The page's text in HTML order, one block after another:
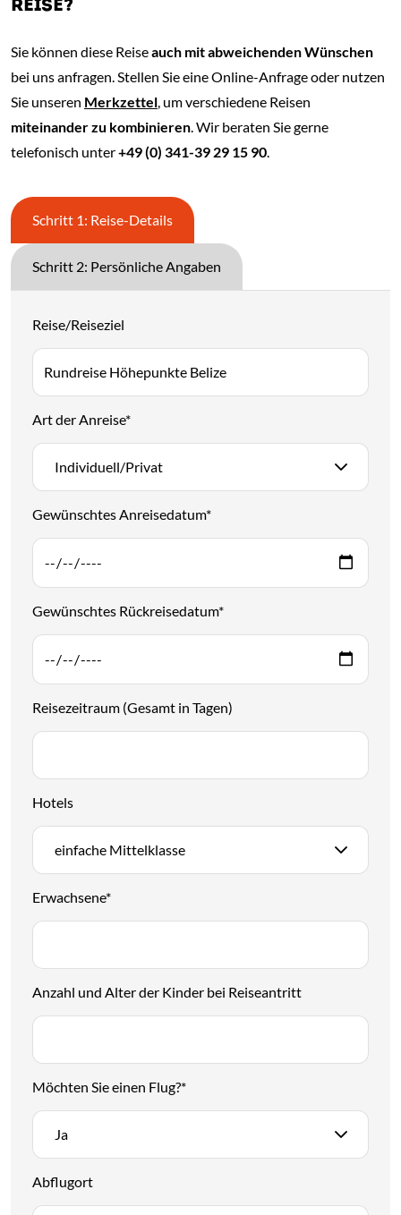
REISE?
Sie können diese Reiseauch mit abweichenden Wünschen
bei uns anfragen. Stellen Sie eine Online-Anfrage oder nutzen
Sie unseren Merkzettel , um verschiedene Reisen
miteinander zu kombinieren . Wir beraten Sie gerne
telefonisch unter+49 (0) 341-39 29 15 90
Schritt 1: Reise-Details
Schritt 2: Persönliche Angaben
Reise/Reiseziel
Art der Anreise*
Individuell/Privat
Gewünschtes Anreisedatum*
Gewünschtes Rückreisedatum*
Reisezeitraum (Gesamt in Tagen)
Hotels
einfache Mittelklasse
Erwachsene*
Anzahl und Alter der Kinder bei Reiseantritt
Möchten Sie einen Flug?*
Ja
Abflugort